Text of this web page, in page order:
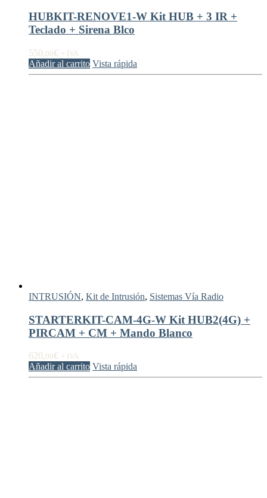
HUBKIT-RENOVE1-W Kit HUB + 3 IR +
Teclado + Sirena Blco
550,00€ + IVA
Añadir al carrito Vista rápida
INTRUSIÓN, Kit de Intrusión, Sistemas Vía Radio
STARTERKIT-CAM-4G-W Kit HUB2(4G) +
PIRCAM + CM + Mando Blanco
620,00€ + IVA
Añadir al carrito Vista rápida